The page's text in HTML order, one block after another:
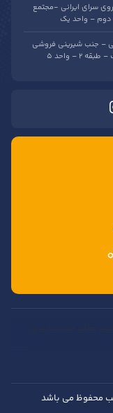
سرای ایرانی -مجتمع
دوم – واحد یک
– جنب شیرینی فروشی
– واحد 5
می‌شود. در این مجموعه
مکانی مهارت‌های
محفوظ می باشد